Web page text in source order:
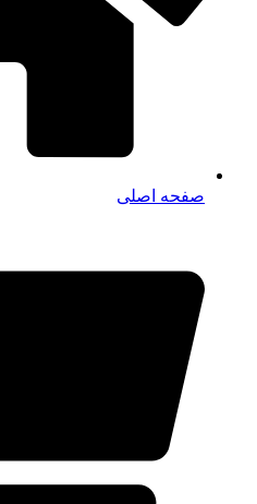
صفحه اصلی